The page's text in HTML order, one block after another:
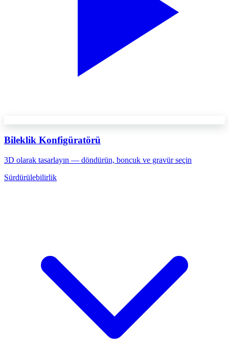
Bileklik Konfigüratörü
3D olarak tasarlayın — döndürün, boncuk ve gravür seçin
Sürdürülebilirlik